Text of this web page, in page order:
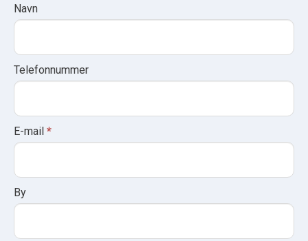
Regional
Form
Navn
Telefonnummer
E-mail *
By
I
f
o
u
e
u
m
n